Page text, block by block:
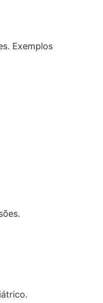
Exemplos